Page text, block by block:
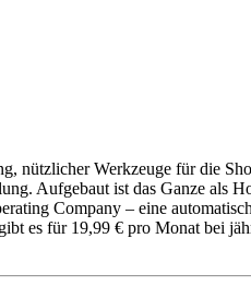
nützlicher Werkzeuge für die
Aufgebaut ist das Ganze als
Company – eine
es für 19,99 € pro Monat bei